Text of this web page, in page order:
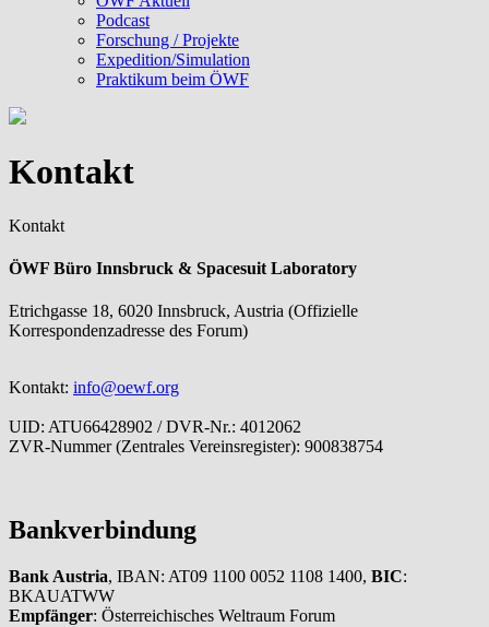
Podcast
Forschung / Projekte
Expedition/Simulation
Praktikum beim ÖWF
Kontakt
Kontakt
ÖWF Büro Innsbruck & Spacesuit Laboratory
Etrichgasse 18, 6020 Innsbruck, Austria (Offizielle
Korrespondenzadresse des Forum)
Kontakt: info@oewf.org
UID: ATU66428902 / DVR-Nr.: 4012062
ZVR-Nummer (Zentrales Vereinsregister): 900838754
Bankverbindung
Bank Austria, IBAN: AT09 1100 0052 1108 1400, BIC:
BKAUATWW
Empfänger: Österreichisches Weltraum Forum